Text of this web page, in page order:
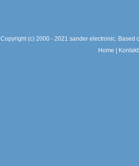
Copyright (c) 2000 - 2021 sander electronic. Based
Home